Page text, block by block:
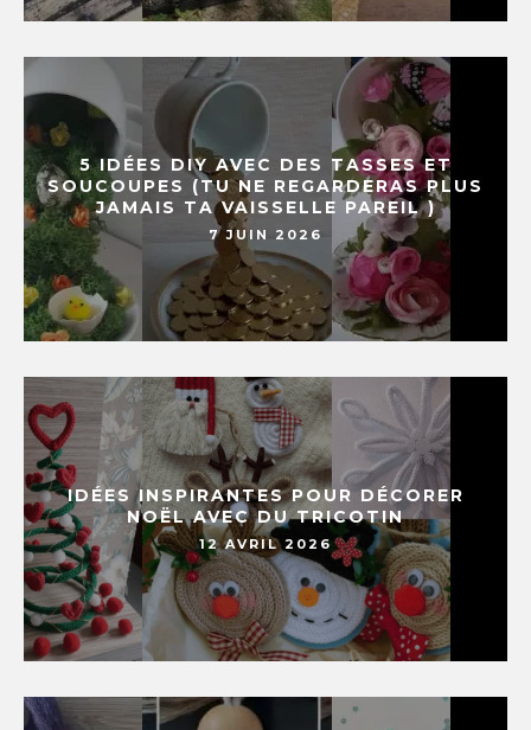
5 IDÉES DIY AVEC DES TASSES ET
SOUCOUPES (TU NE REGARDERAS PLUS
JAMAIS TA VAISSELLE PAREIL )
7 JUIN 2026
IDÉES INSPIRANTES POUR DÉCORER
NOËL AVEC DU TRICOTIN
12 AVRIL 2026